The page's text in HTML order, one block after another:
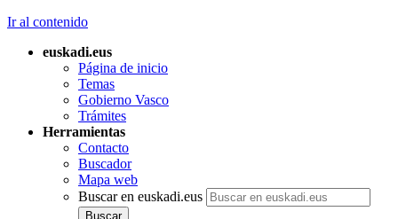
Ir al contenido
euskadi.eus
Página de inicio
Temas
Gobierno Vasco
Trámites
Herramientas
Contacto
Buscador
Mapa web
Buscar en euskadi.eus